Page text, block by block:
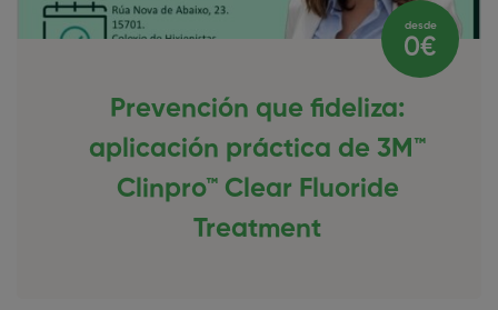
desde
0€
Prevención que fideliza:
aplicación práctica de 3M™
Clinpro™ Clear Fluoride
Treatment